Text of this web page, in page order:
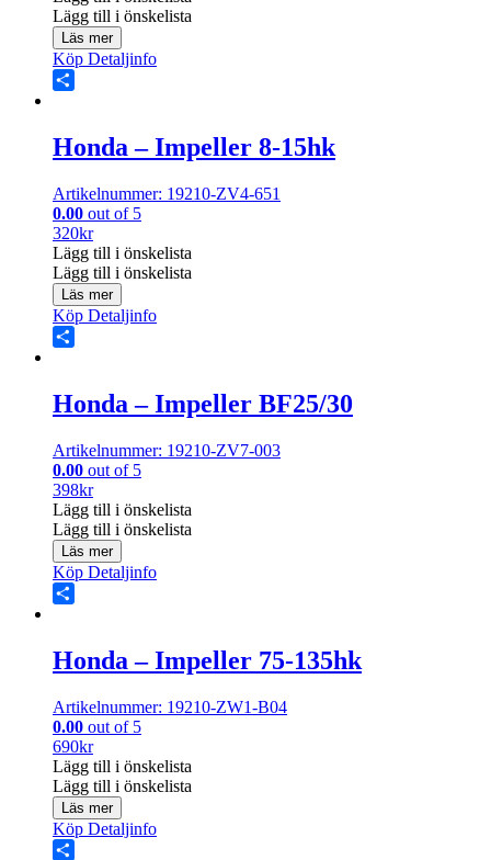
Lägg till i önskelista
Läs mer
Köp Detaljinfo
Honda – Impeller 8-15hk
Artikelnummer: 19210-ZV4-651
0.00 out of 5
320kr
Lägg till i önskelista
Lägg till i önskelista
Läs mer
Köp Detaljinfo
Honda – Impeller BF25/30
Artikelnummer: 19210-ZV7-003
0.00 out of 5
398kr
Lägg till i önskelista
Lägg till i önskelista
Läs mer
Köp Detaljinfo
Honda – Impeller 75-135hk
Artikelnummer: 19210-ZW1-B04
0.00 out of 5
690kr
Lägg till i önskelista
Lägg till i önskelista
Läs mer
Köp Detaljinfo